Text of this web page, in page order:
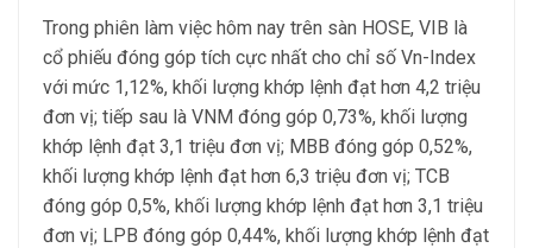
Trong phiên làm việc hôm nay trên sàn HOSE, VIB là
cổ phiếu đóng góp tích cực nhất cho chỉ số Vn-Index
với mức 1,12%, khối lượng khớp lệnh đạt hơn 4,2 triệu
đơn vị; tiếp sau là VNM đóng góp 0,73%, khối lượng
khớp lệnh đạt 3,1 triệu đơn vị; MBB đóng góp 0,52%,
khối lượng khớp lệnh đạt hơn 6,3 triệu đơn vị; TCB
đóng góp 0,5%, khối lượng khớp lệnh đạt hơn 3,1 triệu
đơn vị; LPB đóng góp 0,44%, khối lượng khớp lệnh đạt